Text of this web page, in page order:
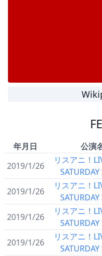
年月日 公演
2019/1/26
リスアニ！
SATURDAY
2019/1/26
リスアニ！
SATURDAY
2019/1/26
リスアニ！
SATURDAY
2019/1/26
リスアニ！
SATURDAY